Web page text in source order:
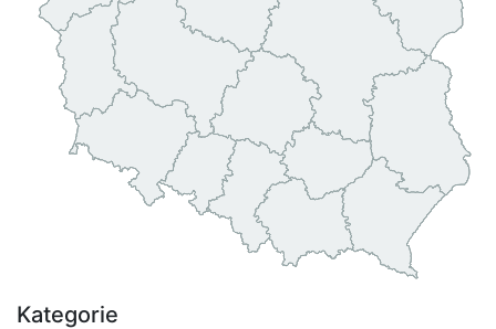
Kategorie